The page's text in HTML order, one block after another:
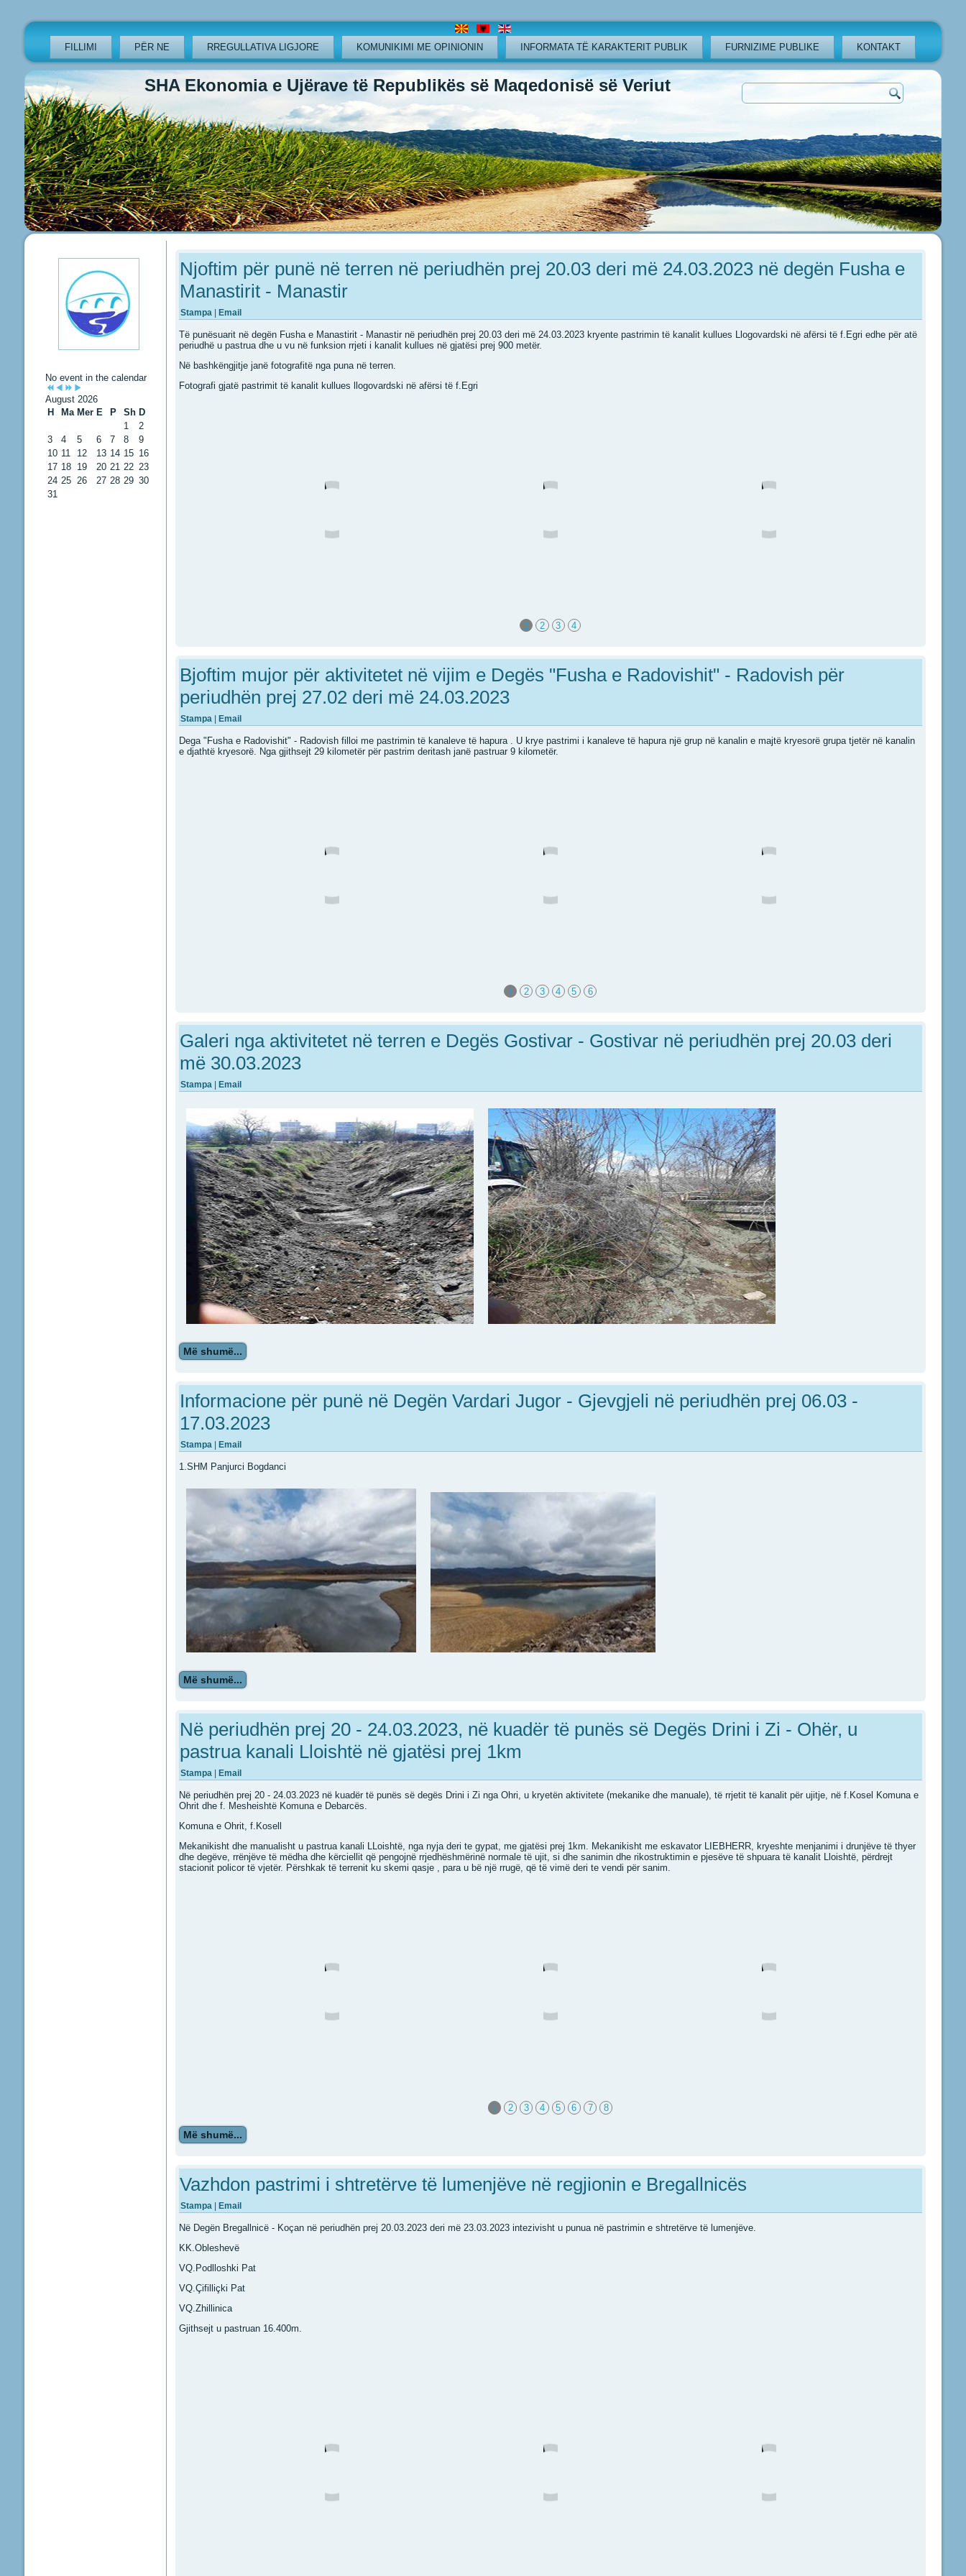
FILLIMI PËR NE RREGULLATIVA LIGJORE KOMUNIKIMI ME OPINIONIN INFORMATA TË KARAKTERIT PUBLIK FURNIZIME PUBLIKE KONTAKT
SHA Ekonomia e Ujërave të Republikës së Maqedonisë së Veriut
No event in the calendar
August 2026
H
Ma Mer E P Sh D
1
2
3
4 5 6 7 8
9
10 11 12 13 14 15 16
17 18 19 20 21 22 23
24 25 26 27 28 29 30
31
Njoftim për punë në terren në periudhën prej 20.03 deri më 24.03.2023 në degën Fusha e
Manastirit - Manastir
Stampa Email
Të punësuarit në degën Fusha e Manastirit - Manastir në periudhën prej 20.03 deri më 24.03.2023 kryente pastrimin të kanalit kullues Llogovardski në afërsi të f.Egri edhe për atë
periudhë u pastrua dhe u vu në funksion rrjeti i kanalit kullues në gjatësi prej 900 metër.
Në bashkëngjitje janë fotografitë nga puna në terren.
Fotografi gjatë pastrimit të kanalit kullues llogovardski në afërsi të f.Egri
1 2 3 4
Bjoftim mujor për aktivitetet në vijim e Degës "Fusha e Radovishit" - Radovish për
periudhën prej 27.02 deri më 24.03.2023
Stampa Email
Dega "Fusha e Radovishit" - Radovish filloi me pastrimin të kanaleve të hapura . U krye pastrimi i kanaleve të hapura një grup në kanalin e majtë kryesorë grupa tjetër në kanalin
e djathtë kryesorë. Nga gjithsejt 29 kilometër për pastrim deritash janë pastruar 9 kilometër.
1 2 3 4 5 6
Galeri nga aktivitetet në terren e Degës Gostivar - Gostivar në periudhën prej 20.03 deri
më 30.03.2023
Stampa Email
Më shumë...
Informacione për punë në Degën Vardari Jugor - Gjevgjeli në periudhën prej 06.03 -
17.03.2023
Stampa Email
1.SHM Panjurci Bogdanci
Më shumë...
Në periudhën prej 20 - 24.03.2023, në kuadër të punës së Degës Drini i Zi - Ohër, u
pastrua kanali Lloishtë në gjatësi prej 1km
Stampa Email
Në periudhën prej 20 - 24.03.2023 në kuadër të punës së degës Drini i Zi nga Ohri, u kryetën aktivitete (mekanike dhe manuale), të rrjetit të kanalit për ujitje, në f.Kosel Komuna e
Ohrit dhe f. Mesheishtë Komuna e Debarcës.
Komuna e Ohrit, f.Kosell
Mekanikisht dhe manualisht u pastrua kanali LLoishtë, nga nyja deri te gypat, me gjatësi prej 1km. Mekanikisht me eskavator LIEBHERR, kryeshte menjanimi i drunjëve të thyer
dhe degëve, rrënjëve të mëdha dhe kërciellit që pengojnë rrjedhëshmërinë normale të ujit, si dhe sanimin dhe rikostruktimin e pjesëve të shpuara të kanalit Lloishtë, përdrejt
stacionit policor të vjetër. Përshkak të terrenit ku skemi qasje , para u bë një rrugë, që të vimë deri te vendi për sanim.
1 2 3 4 5 6 7 8
Më shumë...
Vazhdon pastrimi i shtretërve të lumenjëve në regjionin e Bregallnicës
Stampa | Email
Në Degën Bregallnicë - Koçan në periudhën prej 20.03.2023 deri më 23.03.2023 intezivisht u punua në pastrimin e shtretërve të lumenjëve.
KK.Obleshevë
VQ.Podlloshki Pat
VQ.Çifilliçki Pat
VQ.Zhillinica
Gjithsejt u pastruan 16.400m.